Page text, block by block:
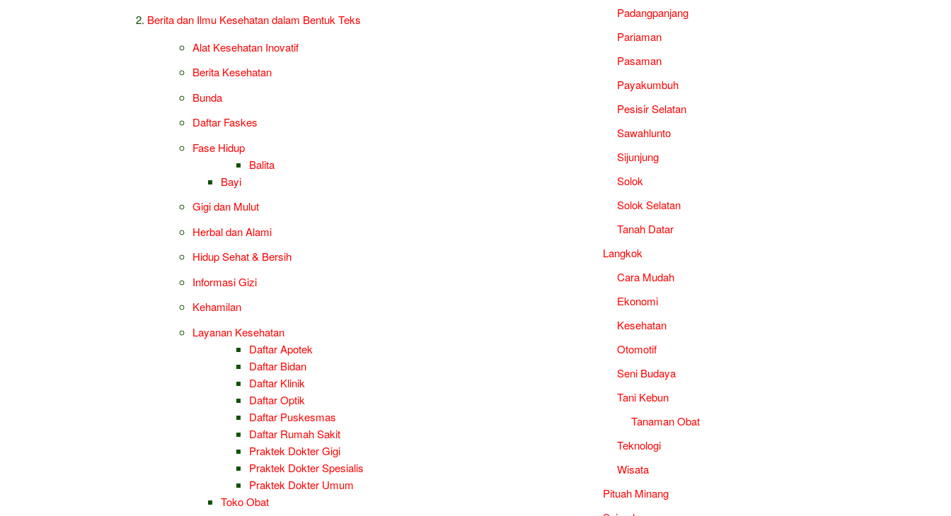
2. Berita dan Ilmu Kesehatan dalam Bentuk Teks
Alat Kesehatan Inovatif
Berita Kesehatan
Bunda
Daftar Faskes
Fase Hidup
Balita
Bayi
Gigi dan Mulut
Herbal dan Alami
Hidup Sehat & Bersih
Informasi Gizi
Kehamilan
Layanan Kesehatan
Daftar Apotek
Daftar Bidan
Daftar Klinik
Daftar Optik
Daftar Puskesmas
Daftar Rumah Sakit
Praktek Dokter Gigi
Praktek Dokter Spesialis
Praktek Dokter Umum
Toko Obat
Padangpanjang
Pariaman
Pasaman
Payakumbuh
Pesisir Selatan
Sawahlunto
Sijunjung
Solok
Solok Selatan
Tanah Datar
Langkok
Cara Mudah
Ekonomi
Kesehatan
Otomotif
Seni Budaya
Tani Kebun
Tanaman Obat
Teknologi
Wisata
Pituah Minang